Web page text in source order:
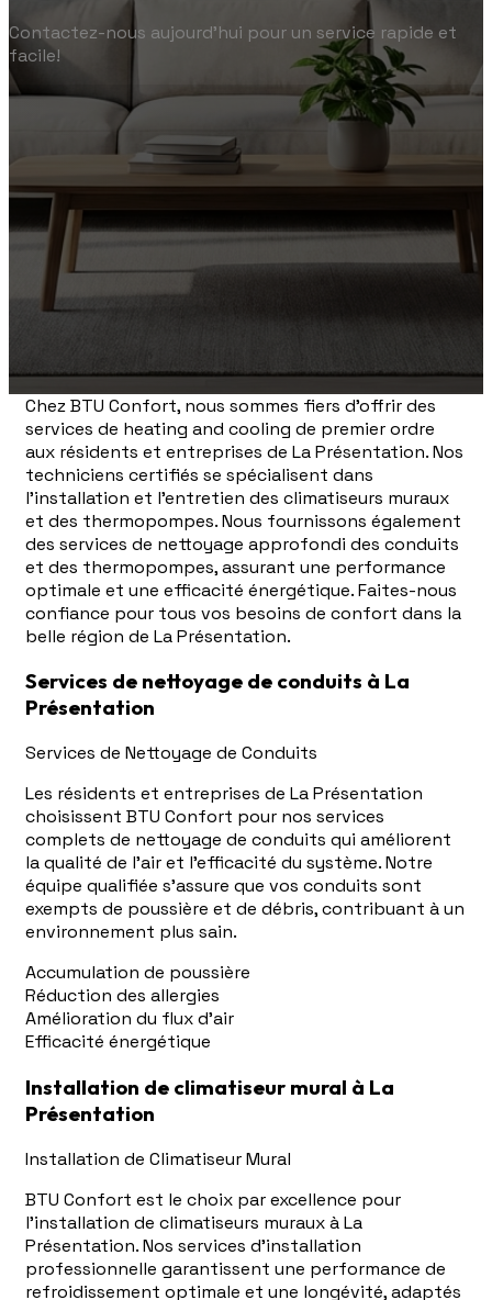
Contactez-nous aujourd'hui pour un service rapide et
facile!
Chez BTU Confort, nous sommes fiers d'offrir des
services de heating and cooling de premier ordre
aux résidents et entreprises de La Présentation. Nos
techniciens certifiés se spécialisent dans
l'installation et l'entretien des climatiseurs muraux
et des thermopompes. Nous fournissons également
des services de nettoyage approfondi des conduits
et des thermopompes, assurant une performance
optimale et une efficacité énergétique. Faites-nous
confiance pour tous vos besoins de confort dans la
belle région de La Présentation.
Services de nettoyage de conduits à La
Présentation
Services de Nettoyage de Conduits
Les résidents et entreprises de La Présentation
choisissent BTU Confort pour nos services
complets de nettoyage de conduits qui améliorent
la qualité de l'air et l'efficacité du système. Notre
équipe qualifiée s'assure que vos conduits sont
exempts de poussière et de débris, contribuant à un
environnement plus sain.
Accumulation de poussière
Réduction des allergies
Amélioration du flux d'air
Efficacité énergétique
Installation de climatiseur mural à La
Présentation
Installation de Climatiseur Mural
BTU Confort est le choix par excellence pour
l'installation de climatiseurs muraux à La
Présentation. Nos services d'installation
professionnelle garantissent une performance de
refroidissement optimale et une longévité, adaptés